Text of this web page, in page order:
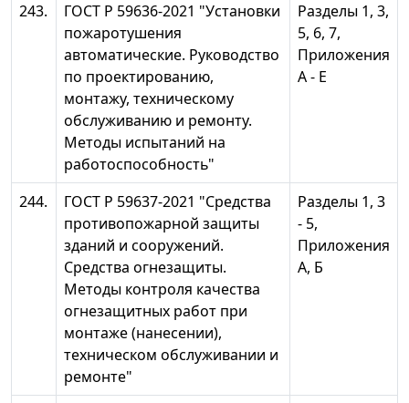
243.
ГОСТ Р 59636-2021 "Установки
пожаротушения
автоматические. Руководство
по проектированию,
монтажу, техническому
обслуживанию и ремонту.
Методы испытаний на
работоспособность"
Разделы 1, 3,
5, 6, 7,
Приложения
А - Е
244.
ГОСТ Р 59637-2021 "Средства
противопожарной защиты
зданий и сооружений.
Средства огнезащиты.
Методы контроля качества
огнезащитных работ при
монтаже (нанесении),
техническом обслуживании и
ремонте"
Разделы 1, 3
- 5,
Приложения
А, Б